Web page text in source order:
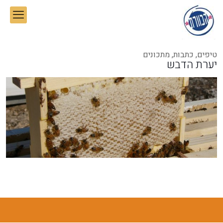
טיפים, כתבות, מתכונים
יערת הדבש